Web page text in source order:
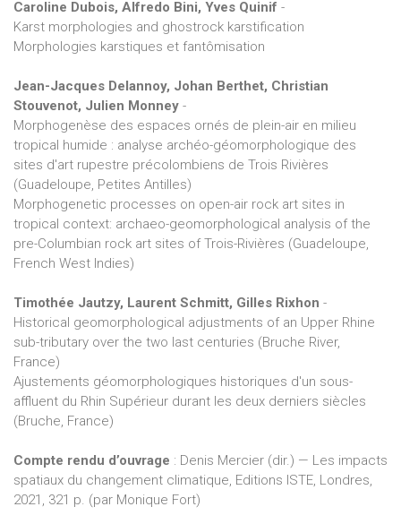
Caroline Dubois, Alfredo Bini, Yves Quinif -
Karst morphologies and ghostrock karstification
Morphologies karstiques et fantômisation
Jean-Jacques Delannoy, Johan Berthet, Christian
Stouvenot, Julien Monney -
Morphogenèse des espaces ornés de plein-air en milieu
tropical humide : analyse archéo-géomorphologique des
sites d'art rupestre précolombiens de Trois Rivières
(Guadeloupe, Petites Antilles)
Morphogenetic processes on open-air rock art sites in
tropical context: archaeo-geomorphological analysis of the
pre-Columbian rock art sites of Trois-Rivières (Guadeloupe,
French West Indies)
Timothée Jautzy, Laurent Schmitt, Gilles Rixhon -
Historical geomorphological adjustments of an Upper Rhine
sub-tributary over the two last centuries (Bruche River,
France)
Ajustements géomorphologiques historiques d'un sous-
affluent du Rhin Supérieur durant les deux derniers siècles
(Bruche, France)
Compte rendu d’ouvrage : Denis Mercier (dir.) — Les impacts
spatiaux du changement climatique, Editions ISTE, Londres,
2021, 321 p. (par Monique Fort)